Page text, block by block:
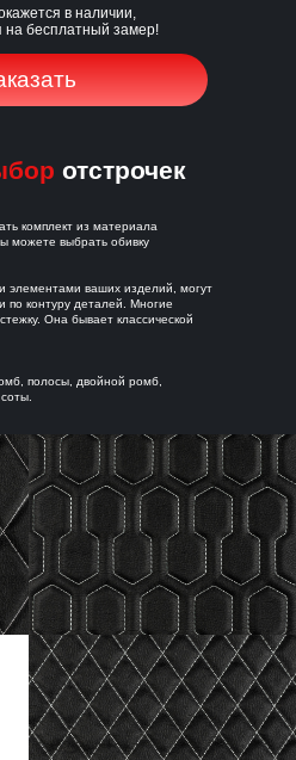
Сохранение
в наличии,
на бесплатный замер!
комплект из материала
можете выбрать обивку
элементами ваших изделий, могут
по контуру деталей. Многие
Она бывает классической
полосы, двойной ромб,
отстрочек